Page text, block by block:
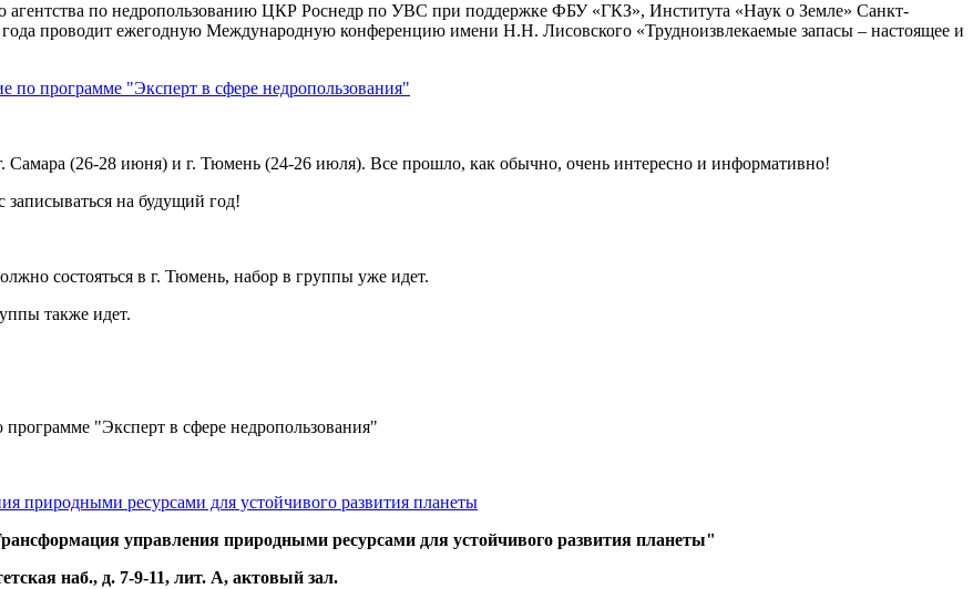
агентства по недропользованию ЦКР Роснедр по УВС при поддержке ФБУ «ГКЗ», Института «Наук о Земле» Санкт-
года проводит ежегодную Международную конференцию имени Н.Н. Лисовского «Трудноизвлекаемые запасы – настоящее и
программе "Эксперт в сфере недропользования"
Самара (26-28 июня) и г. Тюмень (24-26 июля). Все прошло, как обычно, очень интересно и информативно!
на будущий год!
состояться в г. Тюмень, набор в группы уже идет.
также идет.
"Эксперт в сфере недропользования"
природными ресурсами для устойчивого развития планеты
управления природными ресурсами для устойчивого развития планеты"
наб., д. 7-9-11, лит. А, актовый зал.